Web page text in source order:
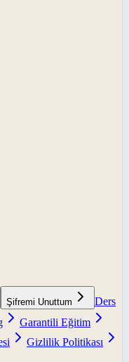
Şifremi Unuttum
Ders
Garantili Eğitim
Gizlilik Politikası